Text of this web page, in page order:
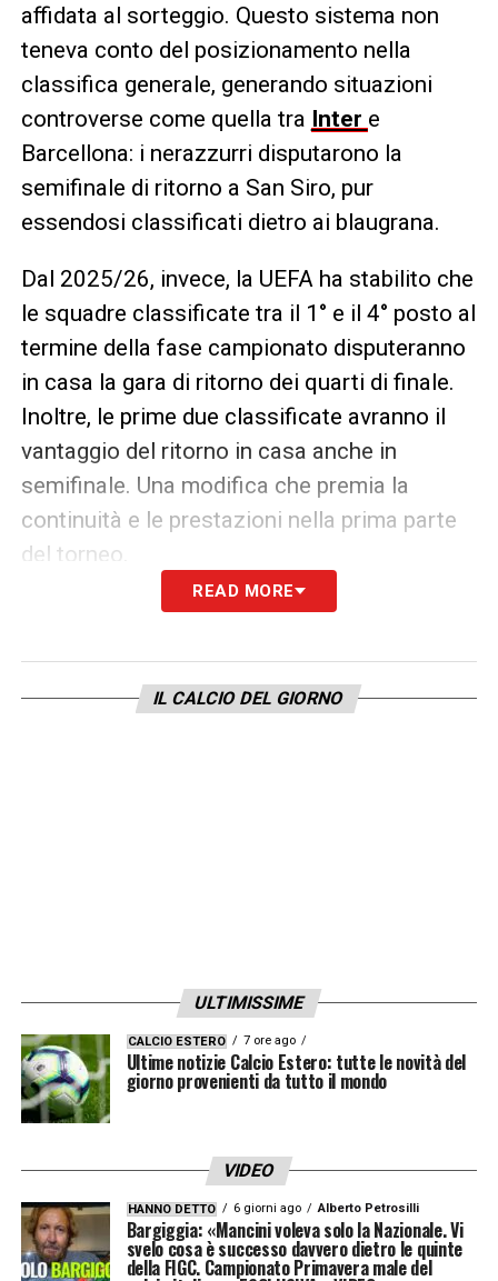
affidata al sorteggio. Questo sistema non
teneva conto del posizionamento nella
classifica generale, generando situazioni
controverse come quella tra Inter e
Barcellona: i nerazzurri disputarono la
semifinale di ritorno a San Siro, pur
essendosi classificati dietro ai blaugrana.
Dal 2025/26, invece, la UEFA ha stabilito che
le squadre classificate tra il 1° e il 4° posto al
termine della fase campionato disputeranno
in casa la gara di ritorno dei quarti di finale.
Inoltre, le prime due classificate avranno il
vantaggio del ritorno in casa anche in
semifinale. Una modifica che premia la
continuità e le prestazioni nella prima parte
del torneo.
Nuovo criterio per il tabellone: subentra chi
Un’altra novità riguarda la gestione del
Liverpool
Per chiarire, si può prendere come
riferimento la stagione 2024/25: se il Paris
Saint-Germain, guidato da Luis Enrique,
avesse eliminato il Liverpool di Jürgen Klopp
agli ottavi, avrebbe assunto la posizione
numero 1 nel tabellone, dato che i Reds
avevano chiuso la fase campionato in vetta
READ MORE
IL CALCIO DEL GIORNO
ULTIMISSIME
CALCIO ESTERO 7 ore ago
Ultime notizie Calcio Estero: tutte le novità del
giorno provenienti da tutto il mondo
VIDEO
HANNO DETTO 6 giorni ago Alberto Petrosilli
Bargiggia: «Mancini voleva solo la Nazionale. Vi
svelo cosa è successo davvero dietro le quinte
della FIGC. Campionato Primavera male del